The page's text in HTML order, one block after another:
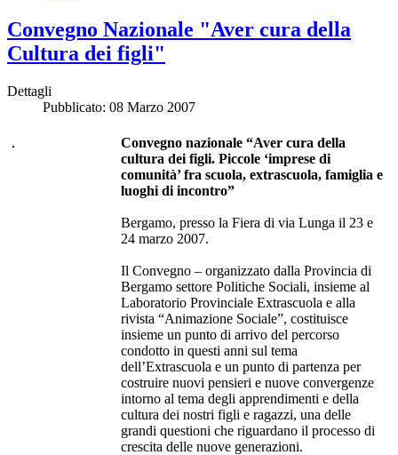
Convegno Nazionale "Aver cura della
Cultura dei figli"
Dettagli
Pubblicato: 08 Marzo 2007
Convegno nazionale “Aver cura della
cultura dei figli. Piccole ‘imprese di
comunità’ fra scuola, extrascuola, famiglia e
luoghi di incontro”
Bergamo, presso la Fiera di via Lunga il 23 e
24 marzo 2007.
Il Convegno – organizzato dalla Provincia di
Bergamo settore Politiche Sociali, insieme al
Laboratorio Provinciale Extrascuola e alla
rivista “Animazione Sociale”, costituisce
insieme un punto di arrivo del percorso
condotto in questi anni sul tema
dell’Extrascuola e un punto di partenza per
costruire nuovi pensieri e nuove convergenze
intorno al tema degli apprendimenti e della
cultura dei nostri figli e ragazzi, una delle
grandi questioni che riguardano il processo di
crescita delle nuove generazioni.